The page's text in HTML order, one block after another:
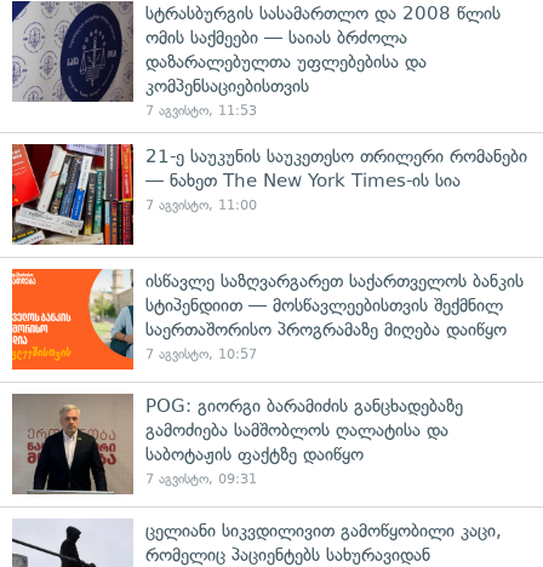
სტრასბურგის სასამართლო და 2008 წლის
ომის საქმეები — საიას ბრძოლა
დაზარალებულთა უფლებებისა და
კომპენსაციებისთვის
7 აგვისტო, 11:53
21-ე საუკუნის საუკეთესო თრილერი რომანები
— ნახეთ The New York Times-ის სია
7 აგვისტო, 11:00
ისწავლე საზღვარგარეთ საქართველოს ბანკის
სტიპენდიით — მოსწავლეებისთვის შექმნილ
საერთაშორისო პროგრამაზე მიღება დაიწყო
7 აგვისტო, 10:57
POG: გიორგი ბარამიძის განცხადებაზე
გამოძიება სამშობლოს ღალატისა და
საბოტაჟის ფაქტზე დაიწყო
7 აგვისტო, 09:31
ცელიანი სიკვდილივით გამოწყობილი კაცი,
რომელიც პაციენტებს სახურავიდან